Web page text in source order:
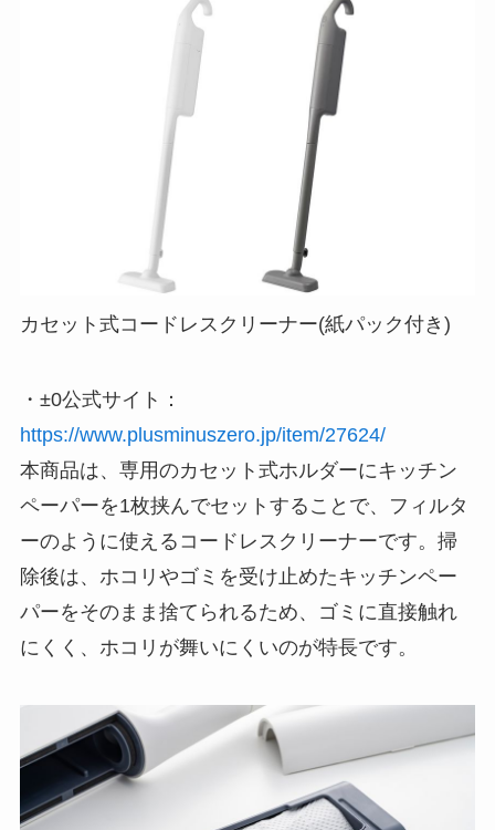
カセット式コードレスクリーナー(紙パック付き)
・±0公式サイト：
https://www.plusminuszero.jp/item/27624/
本商品は、専用のカセット式ホルダーにキッチン
ペーパーを1枚挟んでセットすることで、フィルタ
ーのように使えるコードレスクリーナーです。掃
除後は、ホコリやゴミを受け止めたキッチンペー
パーをそのまま捨てられるため、ゴミに直接触れ
にくく、ホコリが舞いにくいのが特長です。